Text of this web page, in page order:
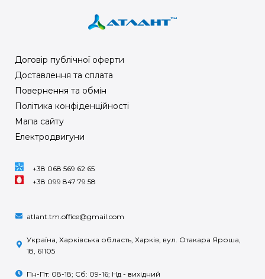
Договір публічної оферти
Доставлення та сплата
Повернення та обмін
Політика конфіденційності
Мапа сайту
Електродвигуни
+38 068 569 62 65
+38 099 847 79 58
atlant.tm.office@gmail.com
Україна, Харківська область, Харків, вул. Отакара Яроша,
18, 61105
Пн-Пт: 08-18; Сб: 09-16; Нд - вихідний